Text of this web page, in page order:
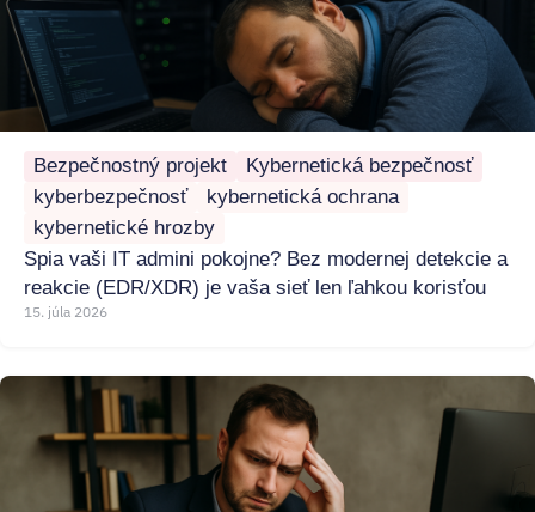
Bezpečnostný projekt
Kybernetická bezpečnosť
kyberbezpečnosť
kybernetická ochrana
kybernetické hrozby
Spia vaši IT admini pokojne? Bez modernej detekcie a
reakcie (EDR/XDR) je vaša sieť len ľahkou korisťou
15. júla 2026